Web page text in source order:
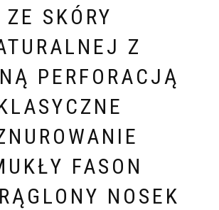
ZE SKÓRY
Z
PERFORACJĄ
FASON
NOSEK